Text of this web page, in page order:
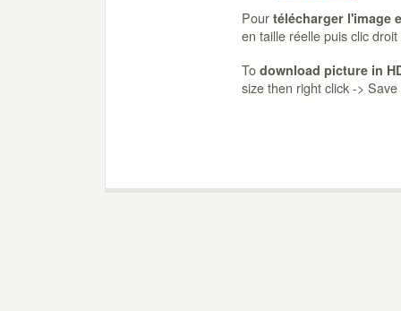
Pour télécharger l'image
en taille réelle puis clic
To download picture in
size then right click ->